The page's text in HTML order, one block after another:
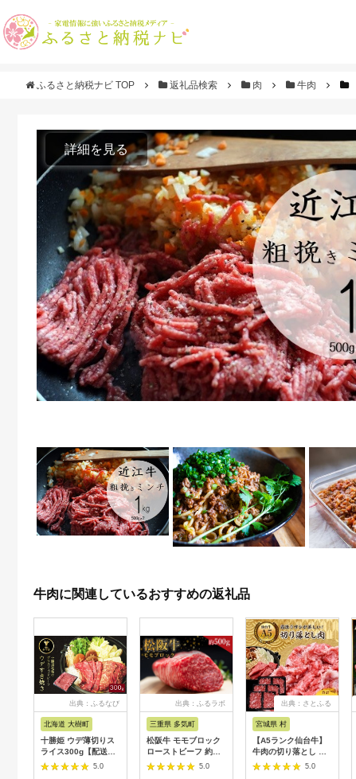
ふるさと納税ナビ TOP 返礼品検索 肉 牛肉
詳細を見る
牛肉に関連しているおすすめの返礼品
出典：ふるなび
北海道 大樹町
十勝姫 ウデ薄切りス
ライス300g【配送不
可地域：離島】
【1397674】
5.0
出典：ふるラボ
三重県 多気町
松阪牛 モモブロック
ローストビーフ 約
500g 国産牛 和牛 ブ
ランド牛 JGAP家
5.0
出典：さとふる
宮城県 村
【A5ランク仙台牛】
牛肉の切り落とし 合
計1.8kg(300g×6) 小
分けで使い勝手も◎
5.0